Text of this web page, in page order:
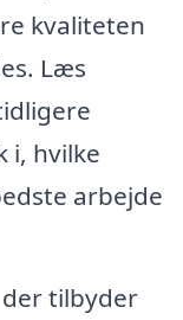
kvaliteten
Læs
i, hvilke
arbejde
tilbyder